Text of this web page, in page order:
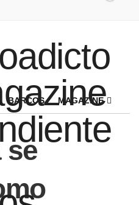
BARCOS MAGAZINE
se